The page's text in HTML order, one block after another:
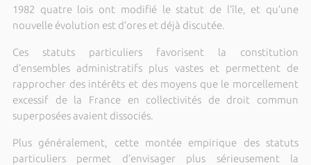
1982 quatre lois ont modifié le statut de l’île, et qu’une
nouvelle évolution est d’ores et déjà discutée.
Ces statuts particuliers favorisent la constitution
d’ensembles administratifs plus vastes et permettent de
rapprocher des intérêts et des moyens que le morcellement
excessif de la France en collectivités de droit commun
superposées avaient dissociés.
Plus généralement, cette montée empirique des statuts
particuliers permet d’envisager plus sérieusement la